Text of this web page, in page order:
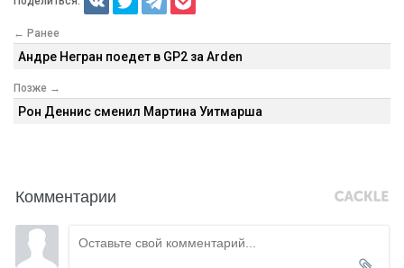
← Ранее
Андре Негран поедет в GP2 за Arden
Позже →
Рон Деннис сменил Мартина Уитмарша
Комментарии